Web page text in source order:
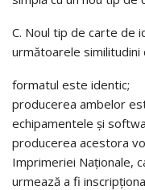
C. Noul tip de carte de
următoarele
formatul este identic;
producerea ambelor
echipamentele și
producerea acestora
Imprimeriei Naționale,
urmează a fi